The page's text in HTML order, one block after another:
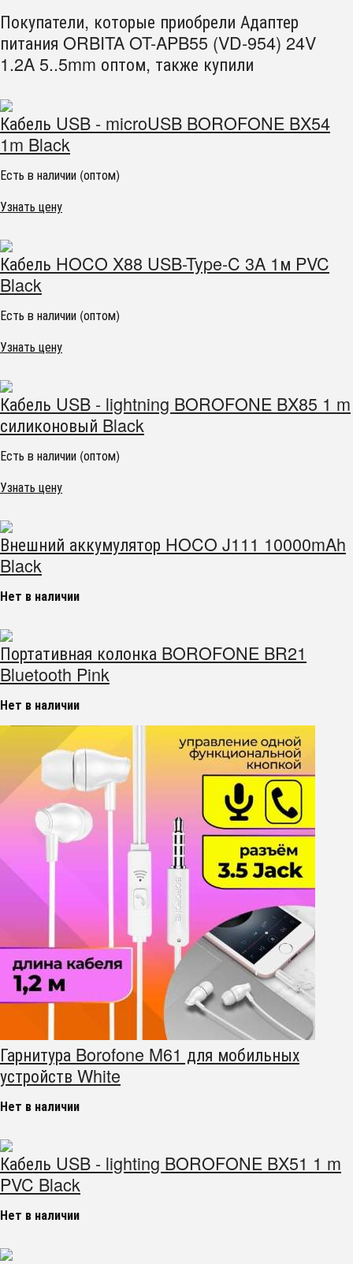
Покупатели, которые приобрели Адаптер
питания ORBITA OT-APB55 (VD-954) 24V
1.2A 5..5mm оптом, также купили
Кабель USB - microUSB BOROFONE BX54
1m Black
Есть в наличии (оптом)
Узнать цену
Кабель HOCO X88 USB-Type-C 3A 1м PVC
Black
Есть в наличии (оптом)
Узнать цену
Кабель USB - lightning BOROFONE BX85 1 m
силиконовый Black
Есть в наличии (оптом)
Узнать цену
Внешний аккумулятор HOCO J111 10000mAh
Black
Нет в наличии
Портативная колонка BOROFONE BR21
Bluetooth Pink
Нет в наличии
Гарнитура Borofone M61 для мобильных
устройств White
Нет в наличии
Кабель USB - lighting BOROFONE BX51 1 m
PVC Black
Нет в наличии